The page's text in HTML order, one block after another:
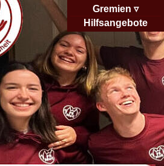
Gremien
Hilfsangebote